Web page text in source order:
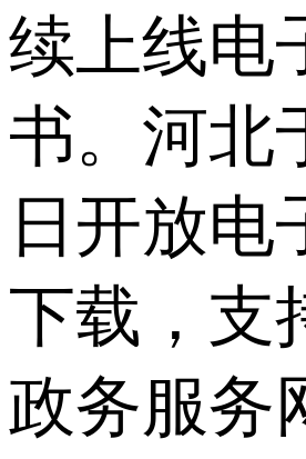
续上线电
书。河北
日开放电
下载，支
政务服务